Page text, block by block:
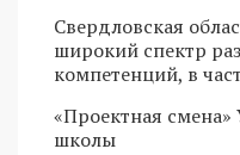
Свердловская
широкий спектр
компетенций, в
«Проектная
школы